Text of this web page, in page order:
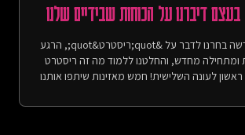
דיברנו על הכוחות שבידיים שלנו
לכבוד השנה החדשה בחרנו לדבר על &quot;ריסטרט&quot;, הרגע
ומתחילה מחדש, והחלטנו ללמוד מה זה ריסטרט
לעונה השלישית! חמש מאזינות שיתפו אותנו
הפרק עברנו דרך התמוטטות במקום